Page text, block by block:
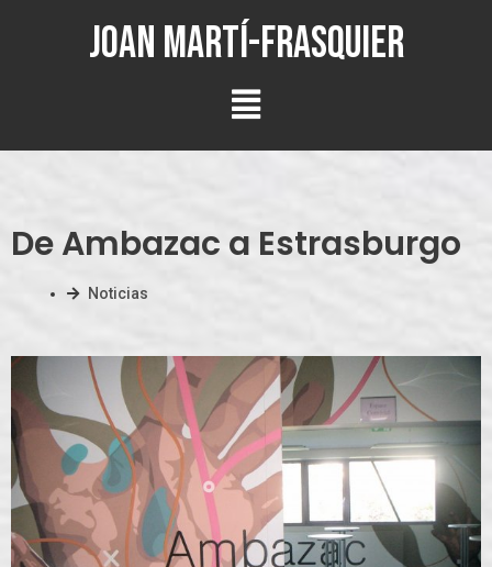
Joan Martí-Frasquier
De Ambazac a Estrasburgo
Noticias